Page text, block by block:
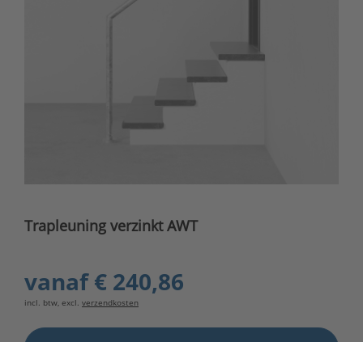
Trapleuning verzinkt AWT
vanaf€ 240,86
incl. btw, excl. verzendkosten